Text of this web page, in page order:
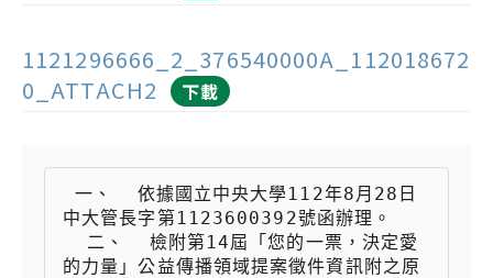
1121296666_2_376540000A_112018672
0_ATTACH2
下載
一、  依據國立中央大學112年8月28日
中大管長字第1123600392號函辦理。
的力量」公益傳播領域提案徵件資訊附之原